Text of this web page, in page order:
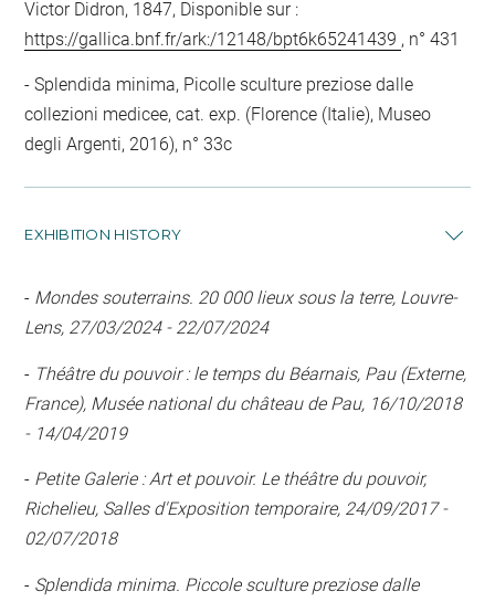
Victor Didron, 1847, Disponible sur :
https://gallica.bnf.fr/ark:/12148/bpt6k65241439 , n° 431
Splendida minima, Picolle sculture preziose dalle
collezioni medicee, cat. exp. (Florence (Italie), Museo
degli Argenti, 2016), n° 33c
EXHIBITION HISTORY
- Mondes souterrains. 20 000 lieux sous la terre, Louvre-
Lens, 27/03/2024 - 22/07/2024
- Théâtre du pouvoir : le temps du Béarnais, Pau (Externe,
France), Musée national du château de Pau, 16/10/2018
- 14/04/2019
- Petite Galerie : Art et pouvoir. Le théâtre du pouvoir,
Richelieu, Salles d'Exposition temporaire, 24/09/2017 -
02/07/2018
- Splendida minima. Piccole sculture preziose dalle